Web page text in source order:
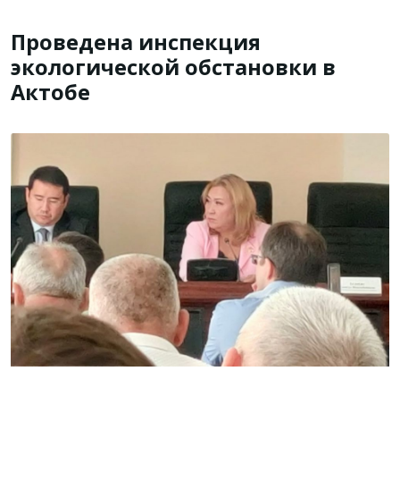
Проведена инспекция
экологической обстановки в
Актобе